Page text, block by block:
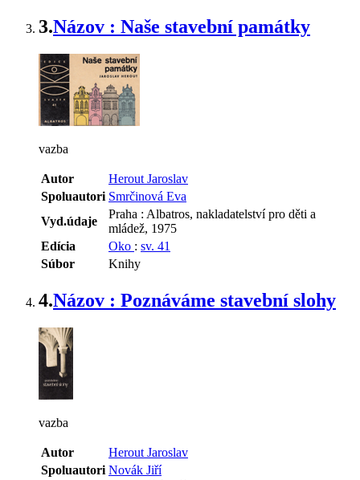
3.Názov : Naše stavební památky
vazba
Autor
Herout Jaroslav
Spoluautori Smrčinová Eva
Vyd.údaje
Praha : Albatros, nakladatelství pro děti a
mládež, 1975
Edícia
Oko : sv. 41
Súbor
Knihy
4.Názov : Poznáváme stavební slohy
vazba
Autor
Herout Jaroslav
Spoluautori Novák Jiří